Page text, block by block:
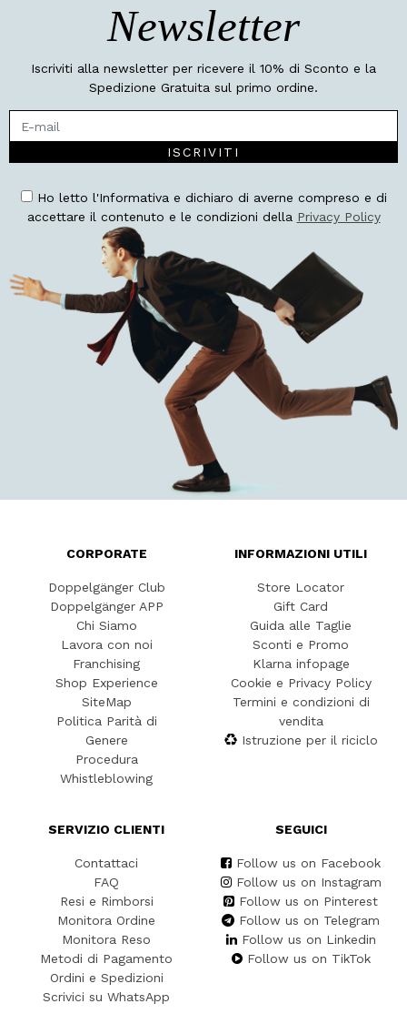
Newsletter
Iscriviti alla newsletter per ricevere il 10% di Sconto e la
Spedizione Gratuita sul primo ordine.
ISCRIVITI
Ho letto l'Informativa e dichiaro di averne compreso e di
accettare il contenuto e le condizioni della Privacy Policy
CORPORATE
Doppelgänger Club
Doppelgänger APP
Chi Siamo
Lavora con noi
Franchising
Shop Experience
SiteMap
Politica Parità di
Genere
Procedura
Whistleblowing
INFORMAZIONI UTILI
Store Locator
Gift Card
Guida alle Taglie
Sconti e Promo
Klarna infopage
Cookie e Privacy Policy
Termini e condizioni di
vendita
Istruzione per il riciclo
SERVIZIO CLIENTI
Contattaci
FAQ
Resi e Rimborsi
Monitora Ordine
Monitora Reso
Metodi di Pagamento
Ordini e Spedizioni
Scrivici su WhatsApp
SEGUICI
Follow us on Facebook
Follow us on Instagram
Follow us on Pinterest
Follow us on Telegram
Follow us on Linkedin
Follow us on TikTok